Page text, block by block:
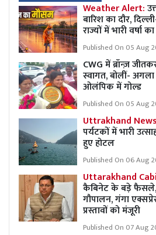
Weather Alert:
बारिश का दौर,
राज्यों में भारी वर्षा
Published On 05 Aug
CWG में ब्रॉन्ज़
स्वागत, बोलीं-
ओलंपिक में गोल्ड
Published On 05 Aug
Uttrakhand
पर्यटकों में भारी
हुए होटल
Published On 06 Aug
Uttarakhand
कैबिनेट के बड़े फैसले,
गौपालन, गंगा
प्रस्तावों को मंजूरी
Published On 07 Aug